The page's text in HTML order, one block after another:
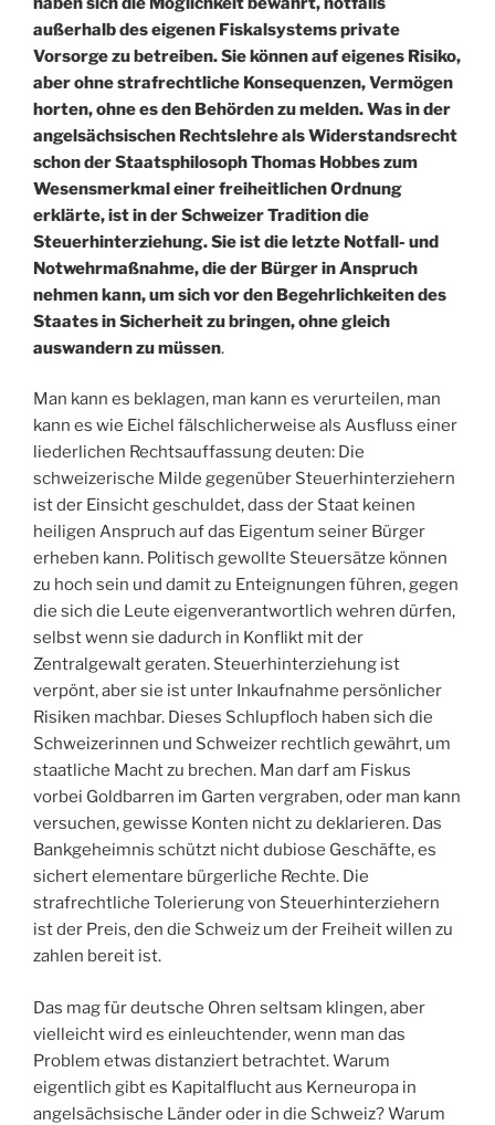
außerhalb des eigenen Fiskalsystems private
Vorsorge zu betreiben. Sie können auf eigenes Risiko,
aber ohne strafrechtliche Konsequenzen, Vermögen
horten, ohne es den Behörden zu melden. Was in der
angelsächsischen Rechtslehre als Widerstandsrecht
schon der Staatsphilosoph Thomas Hobbes zum
Wesensmerkmal einer freiheitlichen Ordnung
erklärte, ist in der Schweizer Tradition die
Steuerhinterziehung. Sie ist die letzte Notfall- und
Notwehrmaßnahme, die der Bürger in Anspruch
nehmen kann, um sich vor den Begehrlichkeiten des
Staates in Sicherheit zu bringen, ohne gleich
auswandern zu müssen.
Man kann es beklagen, man kann es verurteilen, man
kann es wie Eichel fälschlicherweise als Ausfluss einer
liederlichen Rechtsauffassung deuten: Die
schweizerische Milde gegenüber Steuerhinterziehern
ist der Einsicht geschuldet, dass der Staat keinen
heiligen Anspruch auf das Eigentum seiner Bürger
erheben kann. Politisch gewollte Steuersätze können
zu hoch sein und damit zu Enteignungen führen, gegen
die sich die Leute eigenverantwortlich wehren dürfen,
selbst wenn sie dadurch in Konflikt mit der
Zentralgewalt geraten. Steuerhinterziehung ist
verpönt, aber sie ist unter Inkaufnahme persönlicher
Risiken machbar. Dieses Schlupfloch haben sich die
Schweizerinnen und Schweizer rechtlich gewährt, um
staatliche Macht zu brechen. Man darf am Fiskus
vorbei Goldbarren im Garten vergraben, oder man kann
versuchen, gewisse Konten nicht zu deklarieren. Das
Bankgeheimnis schützt nicht dubiose Geschäfte, es
sichert elementare bürgerliche Rechte. Die
strafrechtliche Tolerierung von Steuerhinterziehern
ist der Preis, den die Schweiz um der Freiheit willen zu
zahlen bereit ist.
Das mag für deutsche Ohren seltsam klingen, aber
vielleicht wird es einleuchtender, wenn man das
Problem etwas distanziert betrachtet. Warum
eigentlich gibt es Kapitalflucht aus Kerneuropa in
angelsächsische Länder oder in die Schweiz? Warum